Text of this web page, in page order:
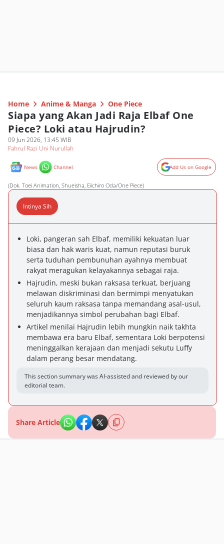
Home Anime & Manga One Piece
Siapa yang Akan Jadi Raja Elbaf One
Piece? Loki atau Hajrudin?
09 Jun 2026, 13:45 WIB
Fahrul Razi Uni Nurullah
News Channel Add Us on Google
(Dok. Toei Animation, Shueisha, Eiichiro Oda/One Piece)
Intinya Sih
Loki, pangeran sah Elbaf, memiliki kekuatan luar
biasa dan hak waris kuat, namun reputasi buruk
serta tuduhan pembunuhan ayahnya membuat
rakyat meragukan kelayakannya sebagai raja.
Hajrudin, meski bukan raksasa terkuat, berjuang
melawan diskriminasi dan bermimpi menyatukan
seluruh kaum raksasa tanpa memandang asal-usul,
menjadikannya simbol perubahan bagi Elbaf.
Artikel menilai Hajrudin lebih mungkin naik takhta
membawa era baru Elbaf, sementara Loki berpotensi
meninggalkan kerajaan dan menjadi sekutu Luffy
dalam perang besar mendatang.
This section summary was AI-assisted and reviewed by our
editorial team.
Share Article